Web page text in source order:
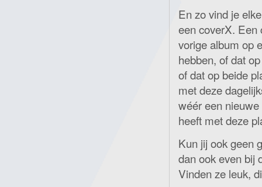
En zo vind je
een coverX. Een
vorige album op
hebben, of dat
of dat op beide
met deze
wéér een
heeft met deze
Kun jij ook geen
dan ook even bij
Vinden ze leuk,